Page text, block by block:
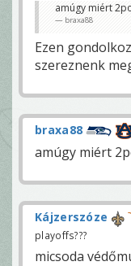
amúgy miért
braxa88
Ezen
szereznenk
braxa88
amúgy miért
Kájzerszóze
playoffs???
micsoda